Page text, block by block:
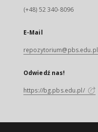
(+48) 52 340-8096
E-Mail
repozytorium@pbs.edu.pl
Odwiedź nas!
https://bg.pbs.edu.pl/